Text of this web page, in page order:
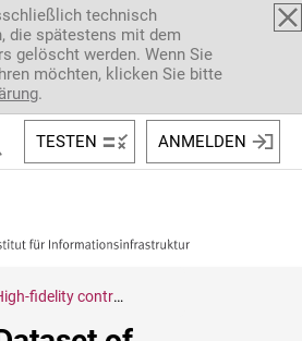
technisch
die spätestens mit dem
gelöscht werden. Wenn Sie
möchten, klicken Sie bitte
.
TESTEN ANMELDEN
Dataset of High-fidelity control of a ${}^{13}$C nuclear spin coupled to a tin-vacancy center in diamond